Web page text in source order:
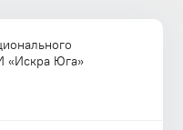
«Искра Юга»